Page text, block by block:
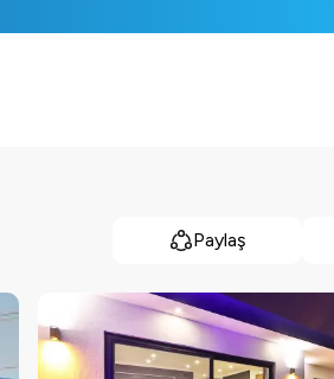
Paylaş